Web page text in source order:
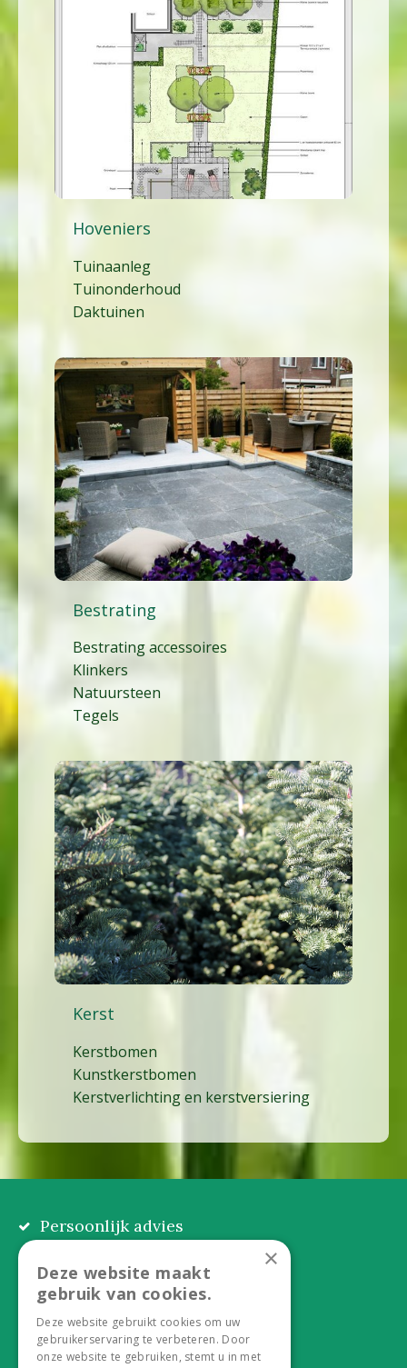
Hoveniers
Tuinaanleg
Tuinonderhoud
Daktuinen
Bestrating
Bestrating accessoires
Klinkers
Natuursteen
Tegels
Kerst
Kerstbomen
Kunstkerstbomen
Kerstverlichting en kerstversiering
Persoonlijk advies
Alles onder één dak
Duurzaam en dorpsgemak
×
Deze website maakt
gebruik van cookies.
Deze website gebruikt cookies om uw
gebruikerservaring te verbeteren. Door
onze website te gebruiken, stemt u in met